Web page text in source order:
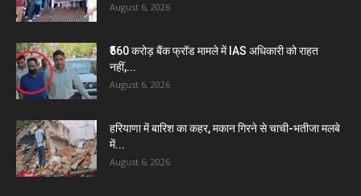
August 6, 2026
₹560 करोड़ बैंक फ्रॉड मामले में IAS अधिकारी को राहत
नहीं,...
August 6, 2026
हरियाणा में बारिश का कहर, मकान गिरने से चाची-भतीजा मलबे
में...
August 6, 2026